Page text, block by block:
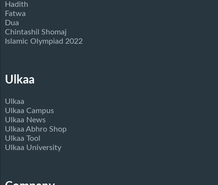
Hadith
Fatwa
Dua
Chintashil Shomaj
Islamic Olympiad 2022
Ulkaa
Ulkaa
Ulkaa Campus
Ulkaa News
Ulkaa Abhro Shop
Ulkaa Tool
Ulkaa University